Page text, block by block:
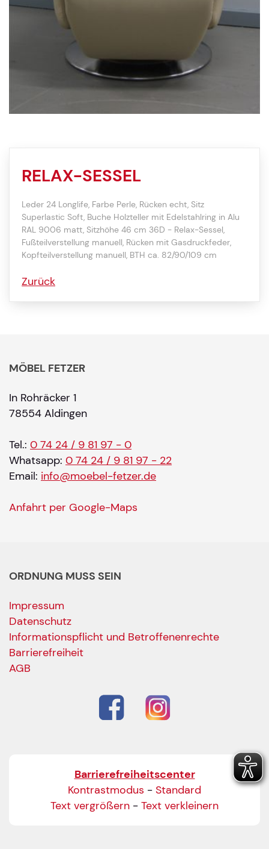
RELAX-SESSEL
Leder 24 Longlife, Farbe Perle, Rücken echt, Sitz
Superlastic Soft, Buche Holzteller mit Edelstahlring in Alu
RAL 9006 matt, Sitzhöhe 46 cm 36D - Relax-Sessel,
Fußteilverstellung manuell, Rücken mit Gasdruckfeder,
Kopfteilverstellung manuell, BTH ca. 82/90/109 cm
Zurück
MÖBEL FETZER
In Rohräcker 1
78554 Aldingen
Tel.: 0 74 24 / 9 81 97 - 0
Whatsapp: 0 74 24 / 9 81 97 - 22
Email: info@moebel-fetzer.de
Anfahrt per Google-Maps
ORDNUNG MUSS SEIN
Impressum
Datenschutz
Informationspflicht und Betroffenenrechte
Barrierefreiheit
AGB
Barrierefreiheitscenter
Kontrastmodus - Standard
Text vergrößern - Text verkleinern